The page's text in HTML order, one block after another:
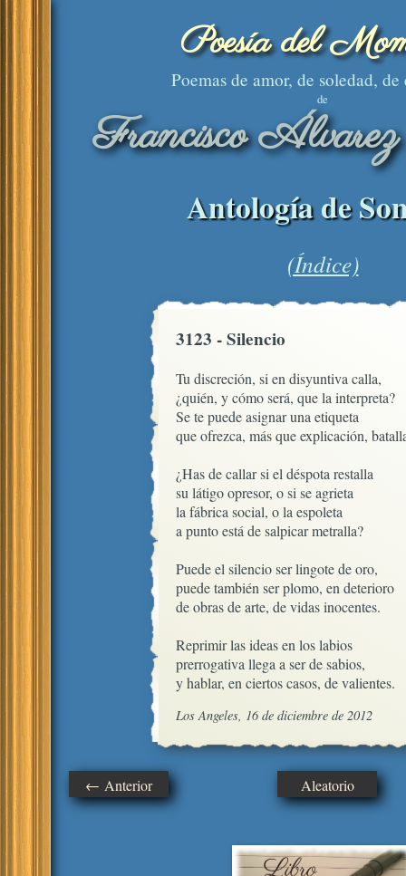
Poesía del
Poemas de amor, de soledad, de
de
Francisco
Antología de
(Índice)
3123 - Silencio
Tu discreción, si en disyuntiva calla,
¿quién, y cómo será, que la interpreta?
Se te puede asignar una etiqueta
que ofrezca, más que explicación,
¿Has de callar si el déspota restalla
su látigo opresor, o si se agrieta
la fábrica social, o la espoleta
a punto está de salpicar metralla?
Puede el silencio ser lingote de oro,
puede también ser plomo, en deterioro
de obras de arte, de vidas inocentes.
Reprimir las ideas en los labios
prerrogativa llega a ser de sabios,
y hablar, en ciertos casos, de valientes.
Los Angeles, 16 de diciembre de 2012
← Anterior Aleatorio